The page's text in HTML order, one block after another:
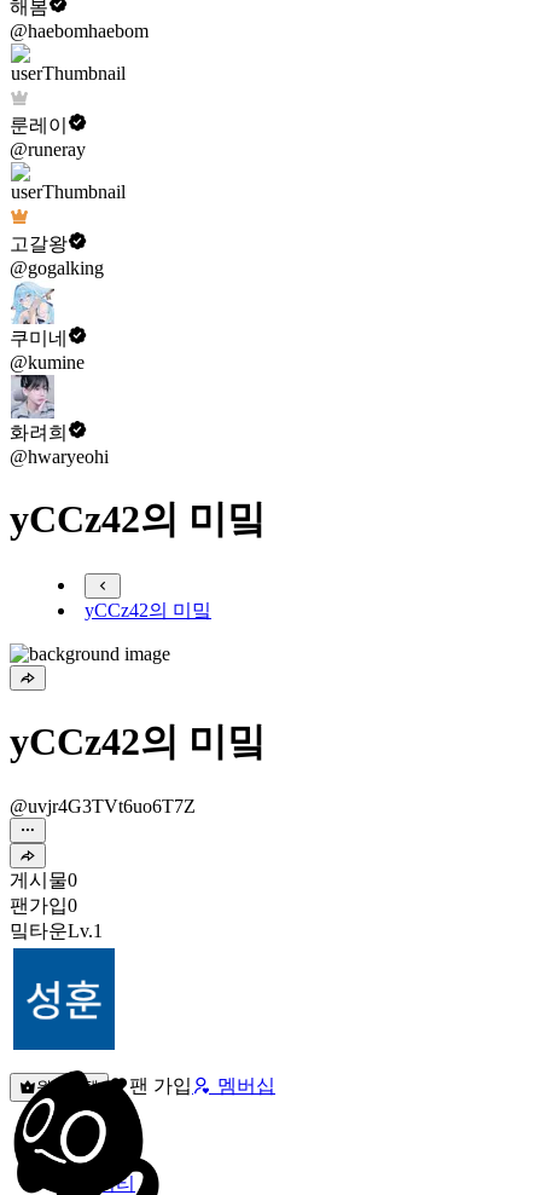
해봄
@haebomhaebom
룬레이
@runeray
고갈왕
@gogalking
쿠미네
@kumine
화려희
@hwaryeohi
yCCz42의 미밐
yCCz42의 미밐
yCCz42의 미밐
@uvjr4G3TVt6uo6T7Z
게시물0
팬가입0
밐타운Lv.1
원픽선택 팬 가입 멤버십
밐타운
피드
커뮤니티